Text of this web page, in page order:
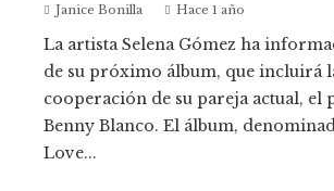
Janice Bonilla Hace 1 año
La artista Selena Gómez ha
de su próximo álbum, que incluirá
cooperación de su pareja actual, el
Benny Blanco. El álbum,
Love...